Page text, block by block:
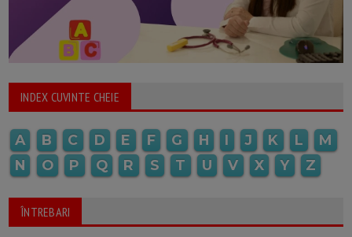
INDEX CUVINTE CHEIE
A B C D E F G H I J K L
M
N
O P Q R S T U V X Y Z
ÎNTREBARI